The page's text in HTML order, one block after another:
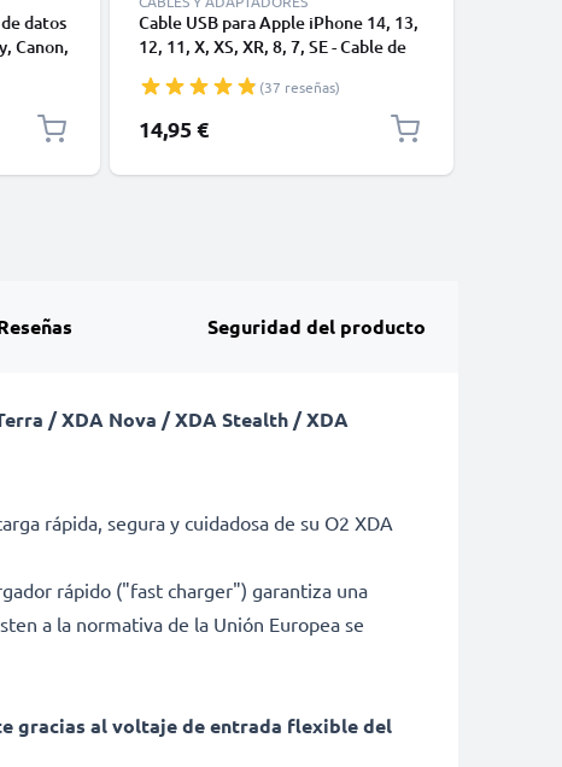
datos
Canon,
Cable
Cable USB para Apple iPhone 14, 13,
12, 11, X, XS, XR, 8, 7, SE - Cable de
1m
(37 reseñas)
14,95 €
Seguridad del producto
/ XDA Nova / XDA Stealth / XDA
rápida, segura y cuidadosa de su O2 XDA
rápido ("fast charger") garantiza una
a la normativa de la Unión Europea se
gracias al voltaje de entrada flexible del